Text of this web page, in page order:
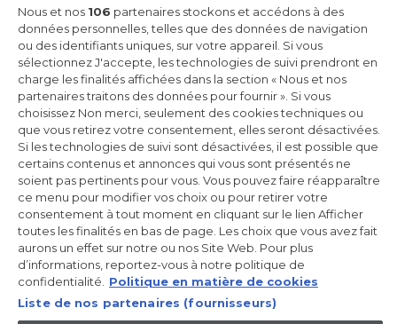
CANDY HOOVER GROUP S.r.I. - Associé unique - SIÈGE SOCIAL :
Via Comolli, 57 - 20861 Brugherio (MB) - Italie - SIÈGES
ADMINISTRATIFS : Via Privata Eden Fumagalli snc - 20861
Brugherio (MB) et Via Trento n. 20/A-22 - 20871 Vimercate (MB) -
Italie - Tél. : +39.039.2086.1 - Fax : +39.039.2086.237 - Capital social
35 000 000,00 € iv - Cod. Code fiscal et numéro d'inscription au
registre du commerce de Milan-Monza-Brianza-Lodi 04666310158
- Numéro de TVA 00786860965 - Numéro REA : MB-1033934 -
Autorisation IT AEOF 211870 - Société soumise aux activités de
gestion et de coordination de Candy S.p.A.
FR / Français
Nous et nos 106 partenaires stockons et accédons à des
données personnelles, telles que des données de navigation
ou des identifiants uniques, sur votre appareil. Si vous
sélectionnez J'accepte, les technologies de suivi prendront en
charge les finalités affichées dans la section « Nous et nos
partenaires traitons des données pour fournir ». Si vous
choisissez Non merci, seulement des cookies techniques ou
que vous retirez votre consentement, elles seront désactivées.
Si les technologies de suivi sont désactivées, il est possible que
certains contenus et annonces qui vous sont présentés ne
soient pas pertinents pour vous. Vous pouvez faire réapparaître
ce menu pour modifier vos choix ou pour retirer votre
consentement à tout moment en cliquant sur le lien Afficher
toutes les finalités en bas de page. Les choix que vous avez fait
aurons un effet sur notre ou nos Site Web. Pour plus
d’informations, reportez-vous à notre politique de
confidentialité.
Politique en matière de cookies
Liste de nos partenaires (fournisseurs)